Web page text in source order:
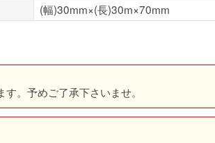
(幅)30mm×(長)30m×70mm
。予めご了承下さいませ。